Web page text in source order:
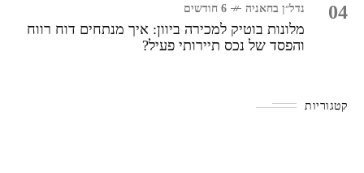
04 נדל״ן בחאניה 6 חודשים
מלונות בוטיק למכירה ביוון: איך מנתחים דוח רווח
והפסד של נכס תיירותי פעיל?
קטגוריות